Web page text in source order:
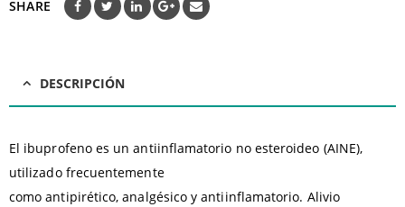
SHARE
DESCRIPCIÓN
El ibuprofeno es un antiinflamatorio no esteroideo (AINE),
utilizado frecuentemente
como antipirético, analgésico y antiinflamatorio. Alivio